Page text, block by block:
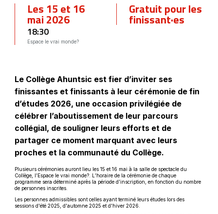
Les 15 et 16
mai 2026
18:30
Espace le vrai monde?
Gratuit pour les
finissant·es
Le Collège Ahuntsic est fier d’inviter ses
finissantes et finissants à leur cérémonie de fin
d’études 2026, une occasion privilégiée de
célébrer l’aboutissement de leur parcours
collégial, de souligner leurs efforts et de
partager ce moment marquant avec leurs
proches et la communauté du Collège.
Plusieurs cérémonies auront lieu les 15 et 16 mai à la salle de spectacle du
Collège, l’Espace le vrai monde?. L’horaire de la cérémonie de chaque
programme sera déterminé après la période d’inscription, en fonction du nombre
de personnes inscrites.
Les personnes admissibles sont celles ayant terminé leurs études lors des
sessions d'été 2025, d'automne 2025 et d'hiver 2026.